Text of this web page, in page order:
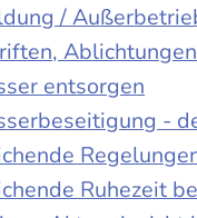
/
entsorgen
-
Ruhezeit